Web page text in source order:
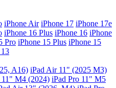
iPhone Air iPhone 17 iPhone 17e
iPhone 16 Plus iPhone 16 iPhone
Pro iPhone 15 Plus iPhone 15
A16) iPad Air 11" (2025 M3)
11" M4 (2024) iPad Pro 11" M5